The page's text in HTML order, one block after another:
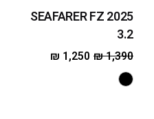
2025 SEAFARER FZ
3.2
₪1,390
₪ 1,250